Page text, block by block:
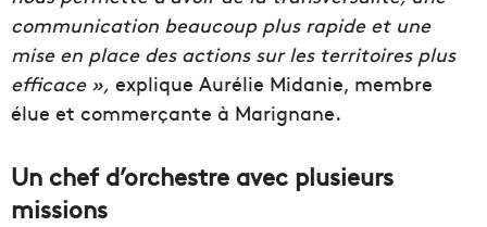
communication beaucoup plus rapide et une
mise en place des actions sur les territoires plus
efficace », explique Aurélie Midanie, membre
élue et commerçante à Marignane.
Un chef d’orchestre avec plusieurs
missions